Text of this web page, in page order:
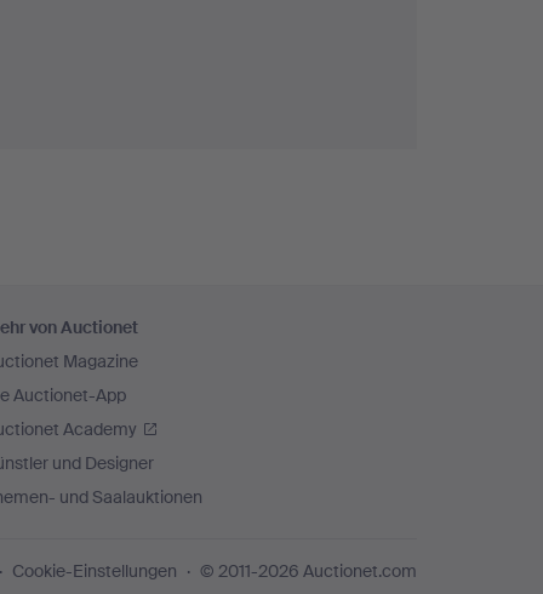
von Auctionet
Magazine
Auctionet-App
Academy
und Designer
und Saalauktionen
Cookie-Einstellungen © 2011-2026 Auctionet.com